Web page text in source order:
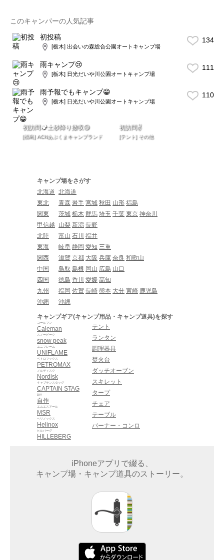
このキャンパーの人気記事
初投稿
[栃木] 出会いの森総合公園オートキャンプ場
134
雨キャンプ😢
[栃木] 日光だいや川公園オートキャンプ場
111
雨予報でもキャンプ😁
[栃木] 日光だいや川公園オートキャンプ場
110
初訪問🏕️土砂降り撤収😅
[福島] ACNあぶくまキャンプランド
初訪問✌️
[テント] その他
キャンプ場をさがす
北海道 北海道
東北
青森 岩手 宮城 秋田 山形 福島
関東
茨城 栃木 群馬 埼玉 千葉 東京 神奈川
甲信越
山梨 新潟 長野
北陸
富山 石川 福井
東海
岐阜 静岡 愛知 三重
関西
滋賀 京都 大阪 兵庫 奈良 和歌山
中国
鳥取 島根 岡山 広島 山口
四国
徳島 香川 愛媛 高知
九州
福岡 佐賀 長崎 熊本 大分 宮崎 鹿児島
沖縄
沖縄
キャンプギア(キャンプ用品・キャンプ道具)を探す
Caleman
コールマン
snow peak
スノーピーク
UNIFLAME
ユニフレーム
PETROMAX
ペトロマックス
Nordisk
ノルディスク
CAPTAIN STAG
キャプテンスタッグ
自作
DIY
MSR
エムエスアール
Helinox
ヘリノックス
HILLEBERG
ヒルバーグ
テント
ランタン
調理器具
焚火台
ダッチオーブン
スキレット
タープ
チェア
テーブル
バーナー・コンロ
iPhoneアプリで綴る、
キャンプ場・キャンプ道具のストーリー。